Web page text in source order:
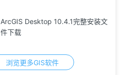
ArcGIS Desktop 10.4.1完整安装文
件下载
浏览更多GIS软件